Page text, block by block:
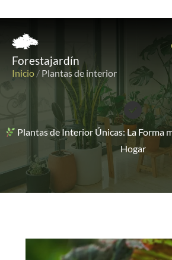
contenido
Forestajardín
Inicio / Plantas de interior
Plantas de Interior Únicas: La Forma
Hogar